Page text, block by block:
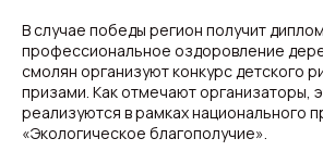
В случае победы регион получит
профессиональное оздоровление
смолян организуют конкурс детского
призами. Как отмечают организаторы,
реализуются в рамках национального
«Экологическое благополучие».